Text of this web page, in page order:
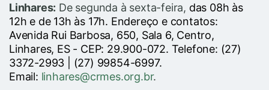
Linhares: De segunda à sexta-feira, das 08h às
12h e de 13h às 17h. Endereço e contatos:
Avenida Rui Barbosa, 650, Sala 6, Centro,
Linhares, ES - CEP: 29.900-072. Telefone: (27)
3372-2993 | (27) 99854-6997.
Email: linhares@crmes.org.br.